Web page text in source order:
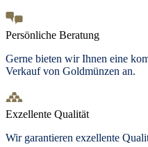
Persönliche Beratung
Gerne bieten wir Ihnen eine
Verkauf von Goldmünzen an.
Exzellente Qualität
Wir garantieren exzellente